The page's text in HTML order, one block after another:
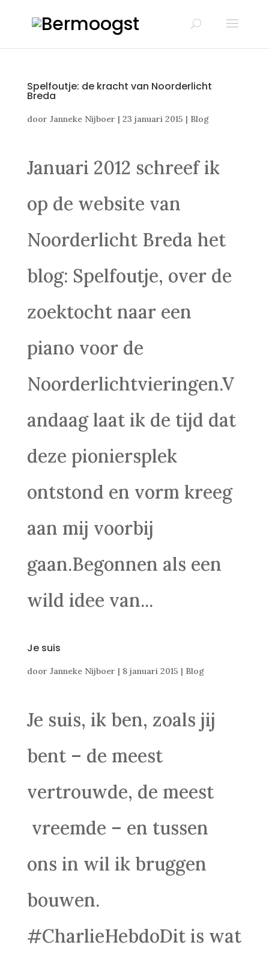
Spelfoutje: de kracht van Noorderlicht
Breda
door Janneke Nijboer | 23 januari 2015 | Blog
Januari 2012 schreef ik
op de website van
Noorderlicht Breda het
blog: Spelfoutje, over de
zoektocht naar een
piano voor de
Noorderlichtvieringen.V
andaag laat ik de tijd dat
deze pioniersplek
ontstond en vorm kreeg
aan mij voorbij
gaan.Begonnen als een
wild idee van...
Je suis
door Janneke Nijboer | 8 januari 2015 | Blog
Je suis, ik ben, zoals jij
bent – de meest
vertrouwde, de meest
vreemde – en tussen
ons in wil ik bruggen
bouwen.
‪#‎CharlieHebdo‬Dit is wat